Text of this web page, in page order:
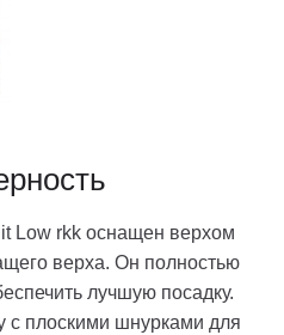
Low rkk оснащен верхом
верха. Он полностью
лучшую посадку.
с плоскими шнурками для